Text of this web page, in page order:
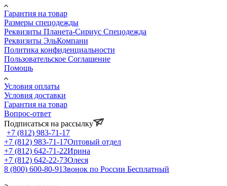
Гарантия на товар
Размеры спецодежды
Реквизиты Планета-Сириус Спецодежда
Реквизиты ЭльКомпани
Политика конфиденциальности
Пользовательское Соглашение
Помощь
Условия оплаты
Условия доставки
Гарантия на товар
Вопрос-ответ
Подписаться на рассылку
+7 (812) 983-71-17
+7 (812) 983-71-17Оптовый отдел
+7 (812) 642-71-22Ирина
+7 (812) 642-22-73Олеся
8 (800) 600-80-91Звонок по России Бесплатный